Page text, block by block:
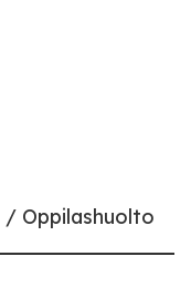
Oppilashuolto